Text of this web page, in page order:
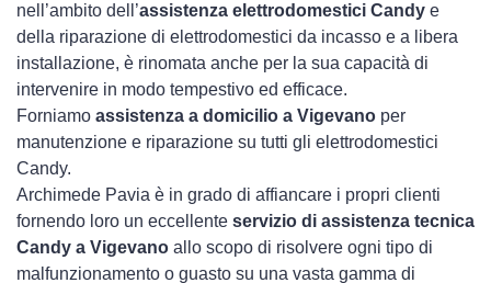
nell’ambito dell’assistenza elettrodomestici Candy e
della riparazione di elettrodomestici da incasso e a libera
installazione, è rinomata anche per la sua capacità di
intervenire in modo tempestivo ed efficace.
Forniamo assistenza a domicilio a Vigevano per
manutenzione e riparazione su tutti gli elettrodomestici
Candy.
Archimede Pavia è in grado di affiancare i propri clienti
fornendo loro un eccellente servizio di assistenza tecnica
Candy a Vigevano allo scopo di risolvere ogni tipo di
malfunzionamento o guasto su una vasta gamma di